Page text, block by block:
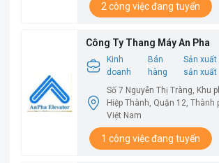
2 công việc đang tuyển
Công Ty Thang Máy An Pha
Kinh
doanh
Bán
hàng
Sản
sản xuất
Số 7 Nguyễn Thị Tràng, Khu
Hiệp Thành, Quận 12, Thành
Việt Nam
1 công việc đang tuyển